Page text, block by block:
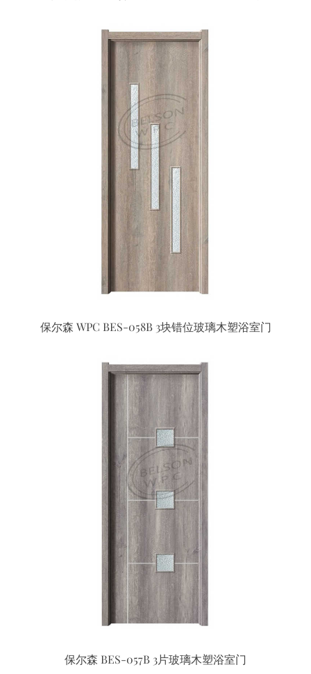
保尔森 WPC BES-058B 3块错位玻璃木塑浴室门
保尔森 BES-057B 3片玻璃木塑浴室门